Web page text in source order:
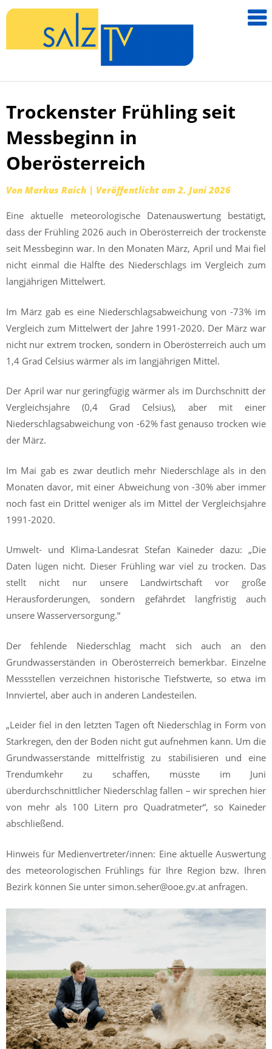
salzTV –
Zum
springen
Trockenster Frühling seit
Messbeginn in
Oberösterreich
Von Markus Raich | Veröffentlicht am2. Juni 2026
Eine aktuelle meteorologische Datenauswertung bestätigt,
dass der Frühling 2026 auch in Oberösterreich der trockenste
seit Messbeginn war. In den Monaten März, April und Mai fiel
nicht einmal die Hälfte des Niederschlags im Vergleich zum
langjährigen Mittelwert.
Im März gab es eine Niederschlagsabweichung von -73% im
Vergleich zum Mittelwert der Jahre 1991-2020. Der März war
nicht nur extrem trocken, sondern in Oberösterreich auch um
1,4 Grad Celsius wärmer als im langjährigen Mittel.
Der April war nur geringfügig wärmer als im Durchschnitt der
Vergleichsjahre (0,4 Grad Celsius), aber mit einer
Niederschlagsabweichung von -62% fast genauso trocken wie
der März.
Im Mai gab es zwar deutlich mehr Niederschläge als in den
Monaten davor, mit einer Abweichung von -30% aber immer
noch fast ein Drittel weniger als im Mittel der Vergleichsjahre
1991-2020.
Umwelt- und Klima-Landesrat Stefan Kaineder dazu: „Die
Daten lügen nicht. Dieser Frühling war viel zu trocken. Das
stellt nicht nur unsere Landwirtschaft vor große
Herausforderungen, sondern gefährdet langfristig auch
unsere Wasserversorgung.“
Der fehlende Niederschlag macht sich auch an den
Grundwasserständen in Oberösterreich bemerkbar. Einzelne
Messstellen verzeichnen historische Tiefstwerte, so etwa im
Innviertel, aber auch in anderen Landesteilen.
„Leider fiel in den letzten Tagen oft Niederschlag in Form von
Starkregen, den der Boden nicht gut aufnehmen kann. Um die
Grundwasserstände mittelfristig zu stabilisieren und eine
Trendumkehr zu schaffen, müsste im Juni
überdurchschnittlicher Niederschlag fallen – wir sprechen hier
von mehr als 100 Litern pro Quadratmeter“, so Kaineder
abschließend.
Hinweis für Medienvertreter/innen: Eine aktuelle Auswertung
des meteorologischen Frühlings für Ihre Region bzw. Ihren
Bezirk können Sie unter simon.seher@ooe.gv.at anfragen.